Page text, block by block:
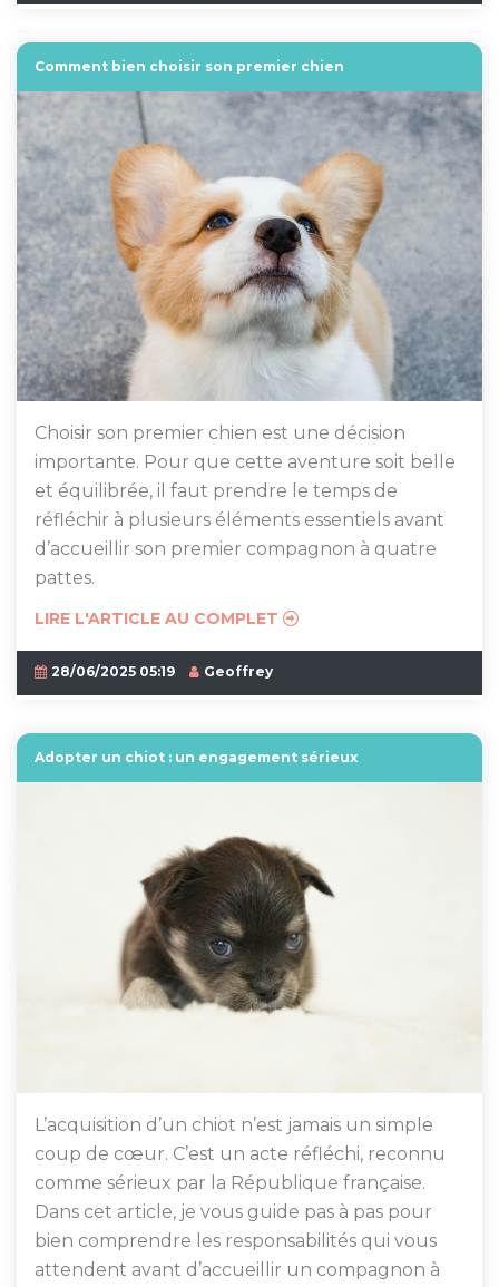
Comment bien choisir son premier chien
Choisir son premier chien est une décision
importante. Pour que cette aventure soit belle
et équilibrée, il faut prendre le temps de
réfléchir à plusieurs éléments essentiels avant
d’accueillir son premier compagnon à quatre
pattes.
LIRE L'ARTICLE AU COMPLET
28/06/2025 05:19 Geoffrey
Adopter un chiot : un engagement sérieux
L’acquisition d’un chiot n’est jamais un simple
coup de cœur. C’est un acte réfléchi, reconnu
comme sérieux par la République française.
Dans cet article, je vous guide pas à pas pour
bien comprendre les responsabilités qui vous
attendent avant d’accueillir un compagnon à